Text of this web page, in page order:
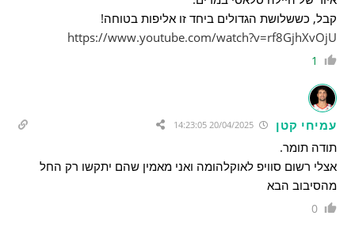
קבל, כששלושת הגדולים ביחד זו אליפות בטוחה!
https://www.youtube.com/watch?v=rf8GjhXvOjU
1
עמיחי קטן
תודה תומר.
אצלי רשום סוויפ לאוקלהומה ואני מאמין שהם יתקשו רק החל
מהסיבוב הבא
0